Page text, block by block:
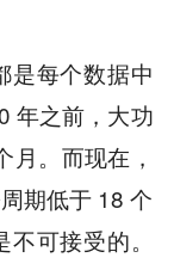
是每个数据中
年之前，大功
。而现在，
期低于 18 个
可接受的。